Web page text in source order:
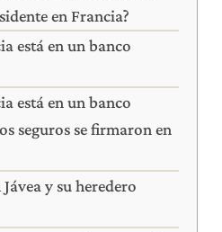
en Francia?
está en un banco
está en un banco
seguros se firmaron en
y su heredero